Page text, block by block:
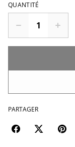
QUANTITÉ
PARTAGER